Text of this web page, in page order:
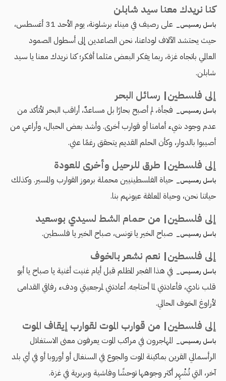
كنا نريدك معنا سيد شابلن
باسل رمسيس_
على رصيف في ميناء برشلونة، يوم الأحد 31 أغسطس،
حيث يحتشد الآلاف لوداعنا، نحن الصاعدين إلى أسطول الصمود
العالمي باتجاه غزة، ربما يفكر البعض مثلما أفكر؛ كنا نريدك معنا يا سيد
شابلن.
إلى فلسطين| رسائل البحر
باسل رمسيس_ فجأة، لم أصبح بحارًا بل مساعدٌ، أراقب البحر لأتأكد من
عدم وجود شيء أمامنا أو قوارب أخرى. وأشد بعض الحبال، وأراعي من
أصيبوا بالدوار، وكأن الحلم القديم يتحقق رغمًا عني.
إلى فلسطين| طرق للرحيل وأخرى للعودة
باسل رمسيس_ حياة الفلسطينيين محملة برموز القوارب والمسير. وكذلك
حياتنا نحن، وحياة المعلقة عيونهم بنا.
إلى فلسطين| من حمام الشط لسيدي بوسعيد
باسل رمسيس_ صباح الخير يا تونس، صباح الخير يا فلسطين.
إلى فلسطين| نعم نشعر بالخوف
باسل رمسيس_ في هذا الفجر المظلم قبل أيام غنيت أغنية يا صباح يا أبو
قلب نادي، فأعادتني لما أحتاجه. أعادتني لمرجعيتي ودفء رفاقي القدامى
لأراوغ الخوف الحالي.
إلى فلسطين| من قوارب الموت لقوارب إيقاف الموت
باسل رمسيس_ المهاجرون في مراكب الموت يعرفون معنى الاستغلال
الرأسمالي القرين بماكينة الموت والجوع في السنغال أو أوروبا أو في أي بلد
آخر، التي تُشْهِر أكثر وجوهها توحشًا وفاشية وبربرية في غزة.